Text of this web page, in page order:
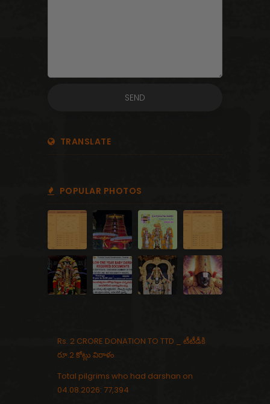
TRANSLATE
POPULAR PHOTOS
Rs. 2 CRORE DONATION TO TTD _ టీటీడీకి
రూ.2 కోట్లు విరాళం
Total pilgrims who had darshan on
04.08.2026: 77,394